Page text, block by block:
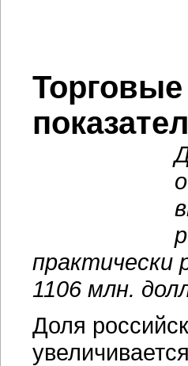
практически
1106 млн.
Доля